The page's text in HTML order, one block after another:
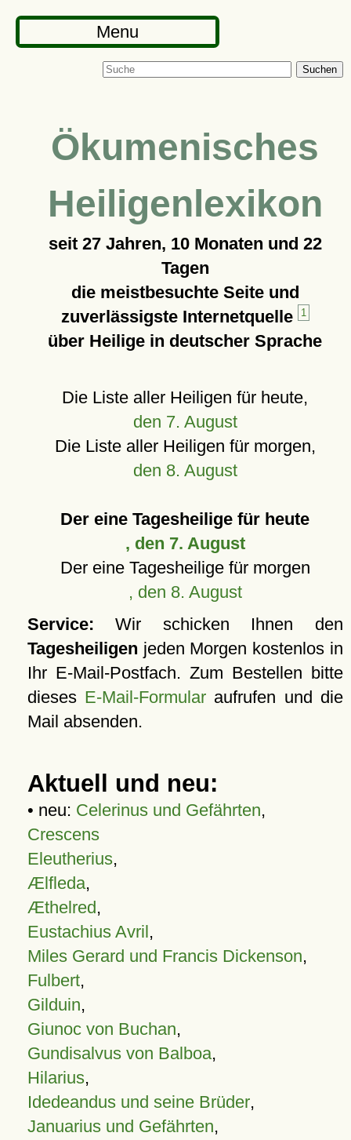
Menu
Suchen
Ökumenisches
Heiligenlexikon
seit 27 Jahren, 10 Monaten und 22
Tagen
die meistbesuchte Seite und
zuverlässigste Internetquelle
1
über Heilige in deutscher Sprache
Die Liste aller Heiligen für heute,
den 7. August
Die Liste aller Heiligen für morgen,
den 8. August
Der eine Tagesheilige für heute
, den 7. August
Der eine Tagesheilige für morgen
, den 8. August
Service: Wir schicken Ihnen den
Tagesheiligen jeden Morgen kostenlos in
Ihr E-Mail-Postfach. Zum Bestellen bitte
dieses E-Mail-Formular aufrufen und die
Mail absenden.
Aktuell und neu:
• neu: Celerinus und Gefährten,
Crescens
Eleutherius,
Ælfleda,
Æthelred,
Eustachius Avril,
Miles Gerard und Francis Dickenson,
Fulbert,
Gilduin,
Giunoc von Buchan,
Gundisalvus von Balboa,
Hilarius,
Idedeandus und seine Brüder,
Januarius und Gefährten,